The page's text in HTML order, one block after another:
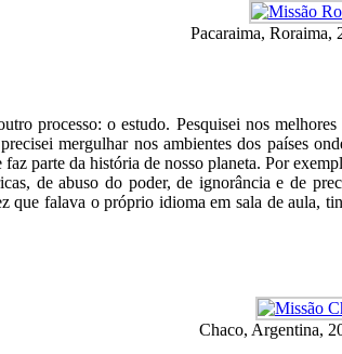
Pacaraima, Roraima,
processo: o estudo. Pesquisei nos
mergulhar nos ambientes dos países
parte da história de nosso planeta. Por
de abuso do poder, de ignorância e de
falava o próprio idioma em sala de aula,
Chaco, Argentina,